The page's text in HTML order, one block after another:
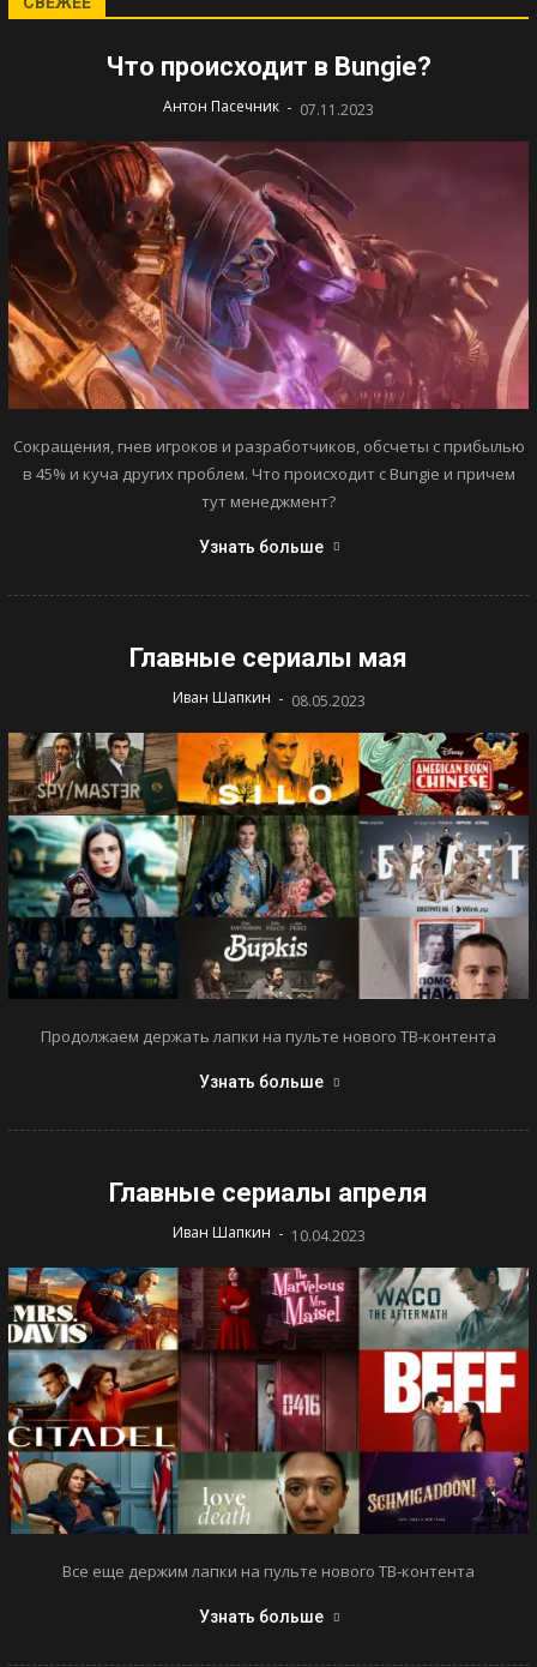
Что происходит в Bungie?
Антон Пасечник - 07.11.2023
Сокращения, гнев игроков и разработчиков, обсчеты с прибылью
в 45% и куча других проблем. Что происходит с Bungie и причем
тут менеджмент?
Узнать больше
Главные сериалы мая
Иван Шапкин - 08.05.2023
Продолжаем держать лапки на пульте нового ТВ-контента
Узнать больше
Главные сериалы апреля
Иван Шапкин - 10.04.2023
Все еще держим лапки на пульте нового ТВ-контента
Узнать больше